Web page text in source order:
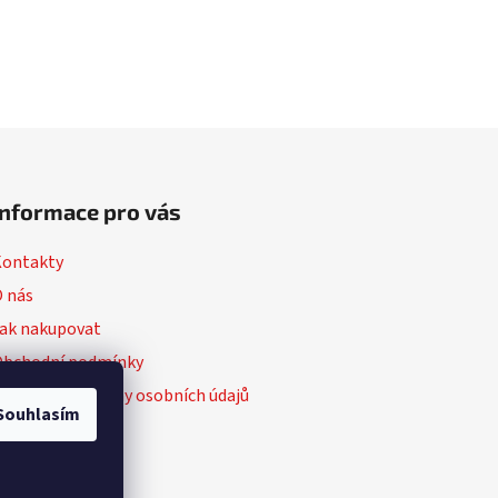
pro vás
nás
nakupovat
podmínky
ochrany osobních údajů